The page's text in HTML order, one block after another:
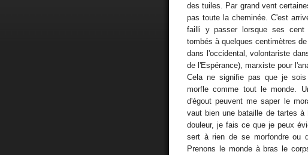
des tuiles. Par grand vent
pas toute la cheminée. C'est
failli y passer lorsque ses cent
tombés à quelques centimètres
dans l'occidental, volontariste
de l'Espérance), marxiste pour
Cela ne signifie pas que je
morfle comme tout le monde.
d'égout peuvent me saper le
vaut bien une bataille de tartes
douleur, je fais ce que je peux
sert à rien de se morfondre ou
Prenons le monde à bras le